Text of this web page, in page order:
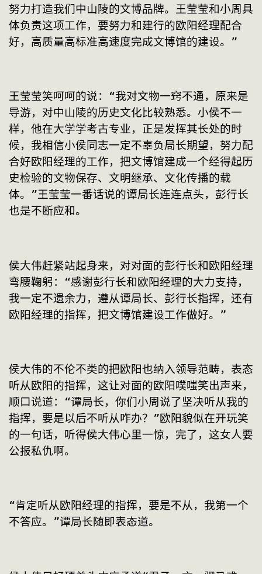
努力打造我们中山陵的文博品牌。王莹莹和小周具
体负责这项工作，要努力和建行的欧阳经理配合
好，高质量高标准高速度完成文博馆的建设。”
王莹莹笑呵呵的说：“我对文物一窍不通，原来是
导游，对中山陵的历史文化比较熟悉。小侯不一
样，他在大学学考古专业，正是发挥其长处的时
候，我相信小侯同志一定不辜负局长期望，努力配
合好欧阳经理的工作，把文博馆建成一个经得起历
史检验的文物保存、文明继承、文化传播的载
体。”王莹莹一番话说的谭局长连连点头，彭行长
也是不断应和。
侯大伟赶紧站起身来，对对面的彭行长和欧阳经理
弯腰鞠躬：“感谢彭行长和欧阳经理的大力支持，
我一定不遗余力，遵从谭局长、彭行长指挥，还有
欧阳经理的指挥，把文博馆建设工作做好。”
侯大伟的不伦不类的把欧阳也纳入领导范畴，表态
听从欧阳的指挥，这让对面的欧阳噗嗤笑出声来，
顺口说道：“谭局长，你们小周说了坚决听从我的
指挥，要是以后不听从咋办？”欧阳貌似在开玩笑
的一句话，听得侯大伟心里一惊，完了，这女人要
公报私仇啊。
“肯定听从欧阳经理的指挥，要是不从，我第一个
不答应。”谭局长随即表态道。